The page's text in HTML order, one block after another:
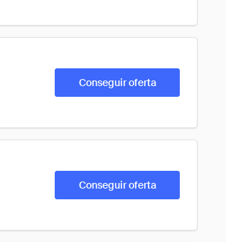
Conseguir oferta
Conseguir oferta